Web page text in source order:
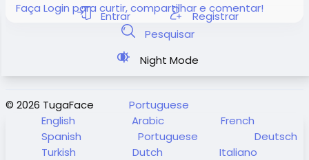
Entrar
Registrar
Pesquisar
Night Mode
Faça Login para curtir, compartilhar e comentar!
© 2026 TugaFace
Portuguese
English
Arabic
French
Spanish
Portuguese
Deutsch
Turkish
Dutch
Italiano